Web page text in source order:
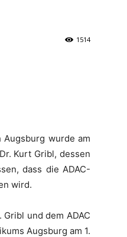
1514
Augsburg wurde am
Kurt Gribl, dessen
dass die ADAC-
wird.
und dem ADAC
Augsburg am 1.